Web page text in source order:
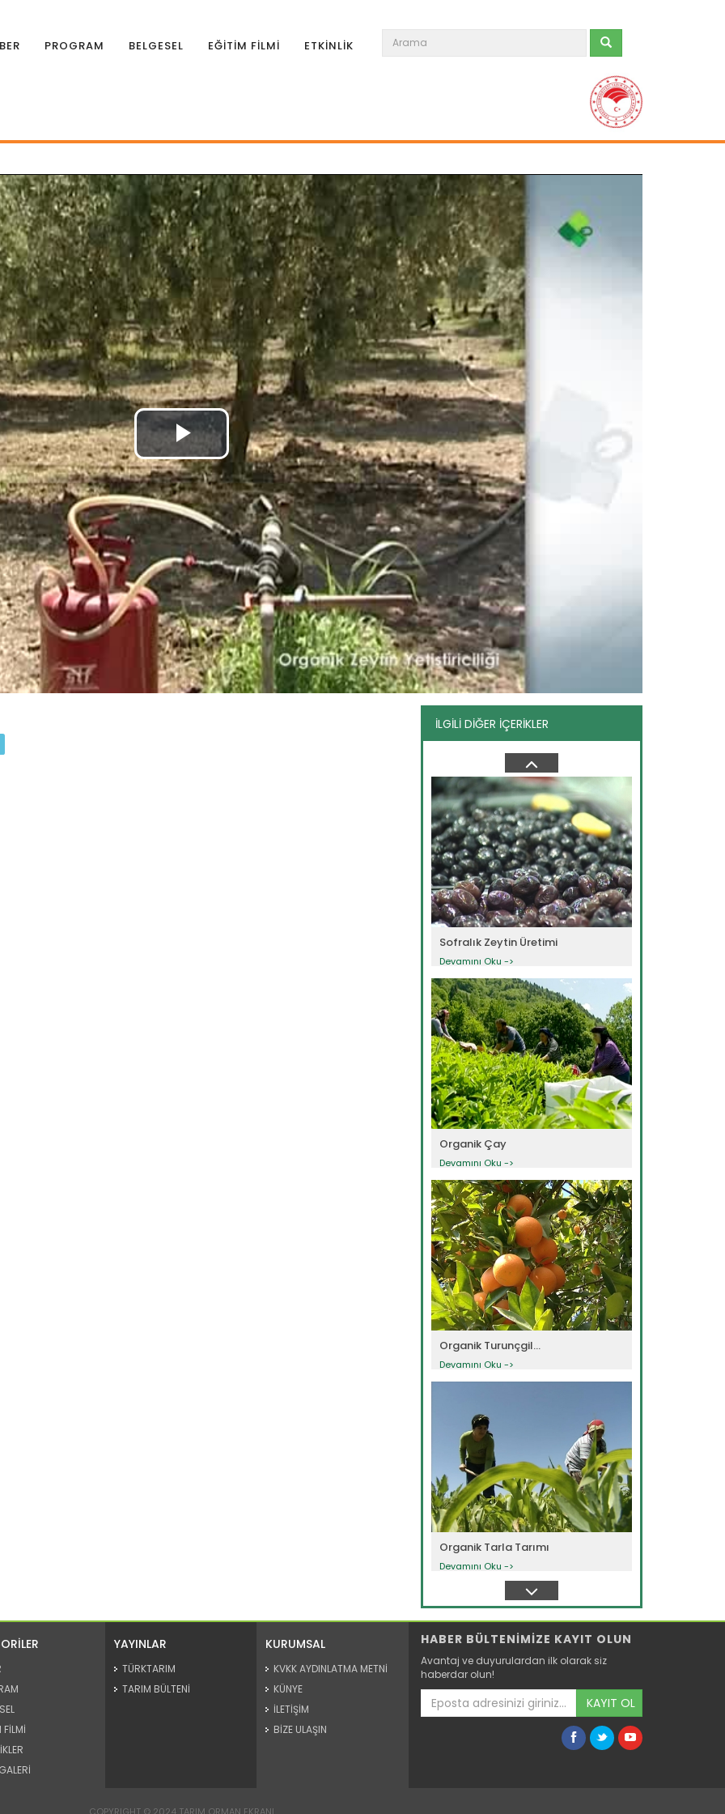
PROGRAM BELGESEL EĞİTİM FİLMİ ETKİNLİK
İLGİLİ DİĞER İÇERİKLER
Organik Bağcılık
Devamını Oku ->
Örtüaltı Kavun Yetiştiriciliği
Devamını Oku ->
Örtüaltı Patlıcan...
Sofralık Zeytin Üretimi
Devamını Oku ->
Organik Çay
Devamını Oku ->
Organik Turunçgil...
Devamını Oku ->
Organik Tarla Tarımı
Devamını Oku ->
FİLMİ
YAYINLAR
TÜRKTARIM
TARIM BÜLTENİ
KURUMSAL
KVKK AYDINLATMA METNİ
KÜNYE
İLETİŞİM
BİZE ULAŞIN
HABER BÜLTENİMİZE KAYIT OLUN
Avantaj ve duyurulardan ilk olarak siz
haberdar olun!
KAYIT OL